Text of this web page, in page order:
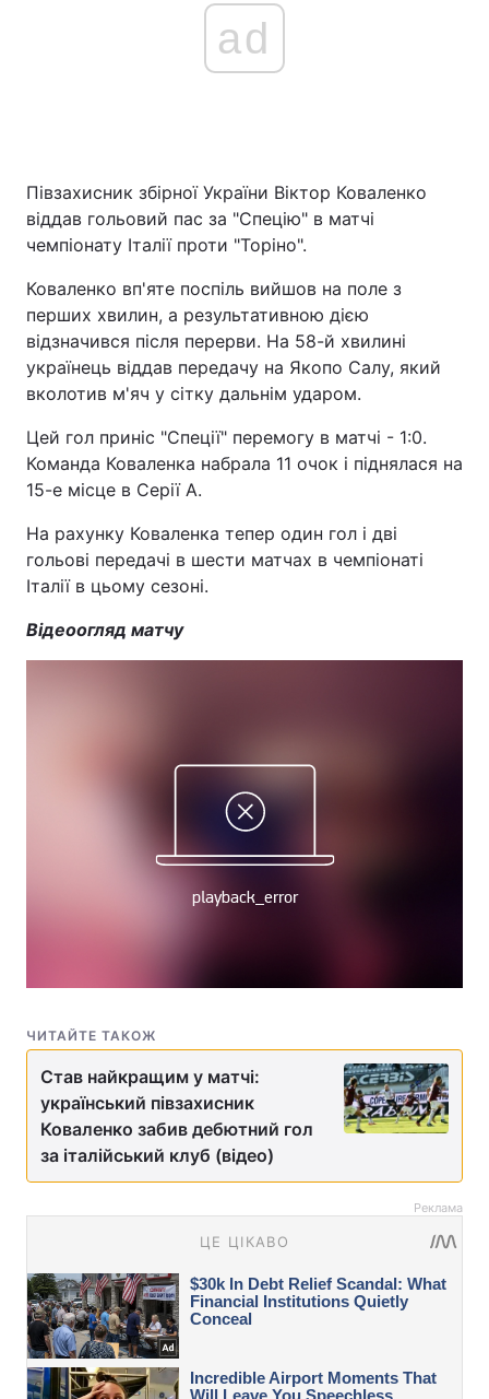
ad
Півзахисник збірної України Віктор Коваленко
віддав гольовий пас за "Спецію" в матчі
чемпіонату Італії проти "Торіно".
Коваленко вп'яте поспіль вийшов на поле з
перших хвилин, а результативною дією
відзначився після перерви. На 58-й хвилині
українець віддав передачу на Якопо Салу, який
вколотив м'яч у сітку дальнім ударом.
Цей гол приніс "Спеції" перемогу в матчі - 1:0.
Команда Коваленка набрала 11 очок і піднялася на
15-е місце в Серії А.
На рахунку Коваленка тепер один гол і дві
гольові передачі в шести матчах в чемпіонаті
Італії в цьому сезоні.
Відеоогляд матчу
ЧИТАЙТЕ ТАКОЖ
Став найкращим у матчі:
український півзахисник
Коваленко забив дебютний гол
за італійський клуб (відео)
Реклама